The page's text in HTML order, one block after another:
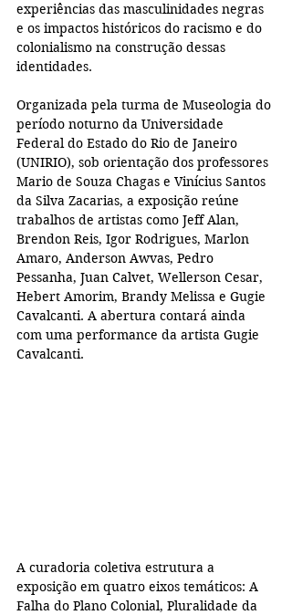
experiências das masculinidades negras
e os impactos históricos do racismo e do
colonialismo na construção dessas
identidades.
Organizada pela turma de Museologia do
período noturno da Universidade
Federal do Estado do Rio de Janeiro
(UNIRIO), sob orientação dos professores
Mario de Souza Chagas e Vinícius Santos
da Silva Zacarias, a exposição reúne
trabalhos de artistas como Jeff Alan,
Brendon Reis, Igor Rodrigues, Marlon
Amaro, Anderson Awvas, Pedro
Pessanha, Juan Calvet, Wellerson Cesar,
Hebert Amorim, Brandy Melissa e Gugie
Cavalcanti. A abertura contará ainda
com uma performance da artista Gugie
Cavalcanti.
A curadoria coletiva estrutura a
exposição em quatro eixos temáticos: A
Falha do Plano Colonial, Pluralidade da